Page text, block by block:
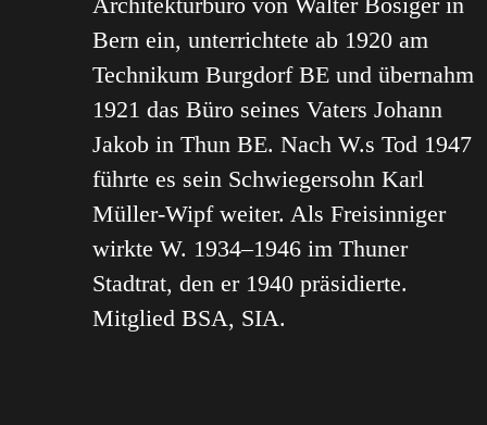
Bern ein, unterrichtete ab 1920 am
Technikum Burgdorf BE und übernahm
1921 das Büro seines Vaters Johann
Jakob in Thun BE. Nach W.s Tod 1947
führte es sein Schwiegersohn Karl
Müller-Wipf weiter. Als Freisinniger
wirkte W. 1934–1946 im Thuner
Stadtrat, den er 1940 präsidierte.
Mitglied BSA, SIA.